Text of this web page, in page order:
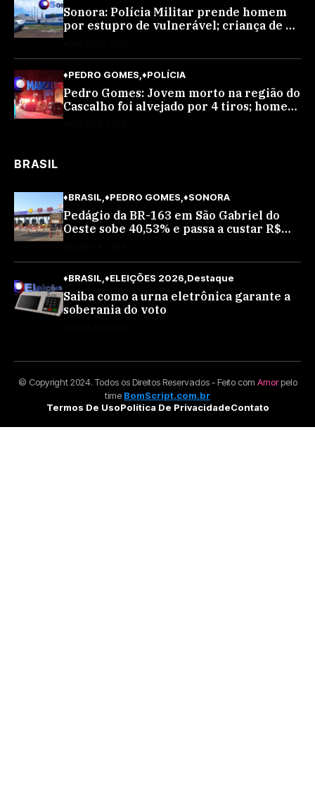
Sonora: Polícia Militar prende homem
por estupro de vulnerável; criança de 9
♦PEDRO GOMES ♦POLÍCIA
Pedro Gomes: Jovem morto na região do
Cascalho foi alvejado por 4 tiros; homem
BRASIL
♦BRASIL ♦PEDRO GOMES ♦SONORA
Pedágio da BR-163 em São Gabriel do
Oeste sobe 40,53% e passa a custar R$
♦BRASIL ♦ELEIÇÕES 2026 Destaque
Saiba como a urna eletrônica garante a
soberania do voto
© Copyright 2024. Todos os Direitos Reservados - Feito com Amorpelo
time BomScript.com.br
Termos De UsoPolítica De PrivacidadeContato